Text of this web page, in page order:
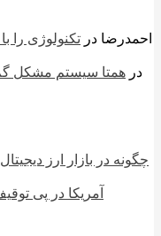
احمدرضا در تکنولوژی را
در همتا سیستم مشکل
چگونه در بازار ارز